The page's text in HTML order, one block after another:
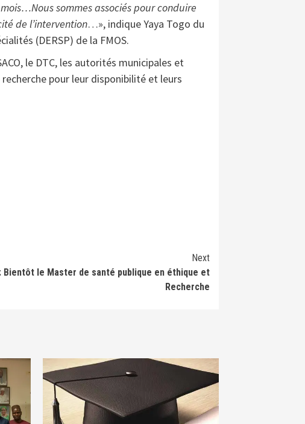
sommes associés pour conduire
de l’intervention…», indique Yaya Togo du
(DERSP) de la FMOS.
le DTC, les autorités municipales et
pour leur disponibilité et leurs
Next
: Bientôt le Master de santé publique en éthique et
Recherche